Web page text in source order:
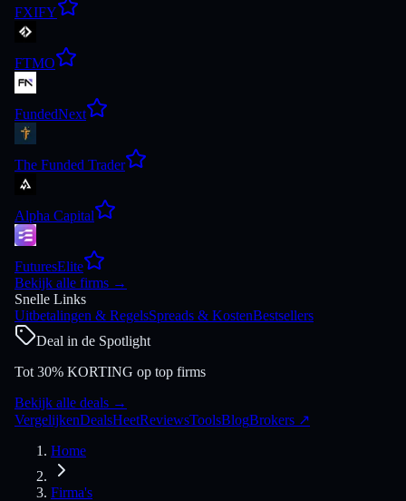
FXIFY
FTMO
FundedNext
The Funded Trader
Alpha Capital
FuturesElite
Bekijk alle firms →
Snelle Links
Uitbetalingen & RegelsSpreads & KostenBestsellers
Deal in de Spotlight
Tot 30% KORTING op top firms
Bekijk alle deals →
VergelijkenDealsHeetReviewsToolsBlogBrokers ↗
Home
Firma's